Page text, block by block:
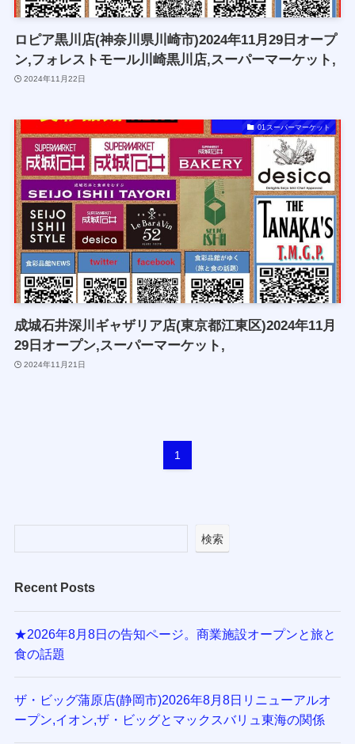
ロピア黒川店(神奈川県川崎市)2024年11月29日オープ
ン,フォレストモール川崎黒川店,スーパーマーケット,
2024年11月22日
01スーパーマーケット
成城石井深川ギャザリア店(東京都江東区)2024年11月
29日オープン,スーパーマーケット,
2024年11月21日
1
検索
Recent Posts
★2026年8月8日の告知ページ。商業施設オープンと旅と
食の話題
ザ・ビッグ蒲原店(静岡市)2026年8月8日リニューアルオ
ープン,イオン,ザ・ビッグとマックスバリュ東海の関係